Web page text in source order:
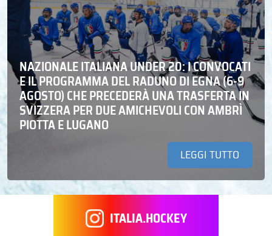
NAZIONALE ITALIANA UNDER 20: I CONVOCATI
E IL PROGRAMMA DEL RADUNO DI EGNA (6-9
AGOSTO) CHE PRECEDERÀ UNA TRASFERTA IN
SVIZZERA PER DUE AMICHEVOLI CON AMBRÌ
PIOTTA E LUGANO
LEGGI TUTTO
ITALIA.HOCKEY